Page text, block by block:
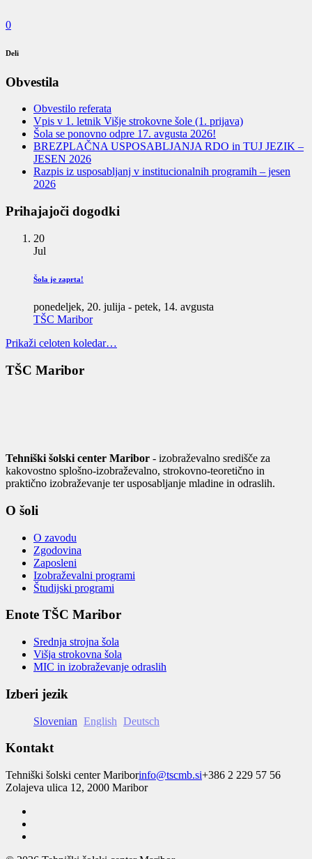
0
Deli
Obvestila
Obvestilo referata
Vpis v 1. letnik Višje strokovne šole (1. prijava)
Šola se ponovno odpre 17. avgusta 2026!
BREZPLAČNA USPOSABLJANJA RDO in TUJ JEZIK –
JESEN 2026
Razpis iz usposabljanj v institucionalnih programih – jesen
2026
Prihajajoči dogodki
20
Jul
Šola je zaprta!
ponedeljek, 20. julija - petek, 14. avgusta
TŠC Maribor
Prikaži celoten koledar…
TŠC Maribor
Tehniški šolski center Maribor - izobraževalno središče za
kakovostno splošno-izobraževalno, strokovno-teoretično in
praktično izobraževanje ter usposabljanje mladine in odraslih.
O šoli
O zavodu
Zgodovina
Zaposleni
Izobraževalni programi
Študijski programi
Enote TŠC Maribor
Srednja strojna šola
Višja strokovna šola
MIC in izobraževanje odraslih
Izberi jezik
Slovenian English Deutsch
Kontakt
Tehniški šolski center Mariborinfo@tscmb.si+386 2 229 57 56
Zolajeva ulica 12, 2000 Maribor